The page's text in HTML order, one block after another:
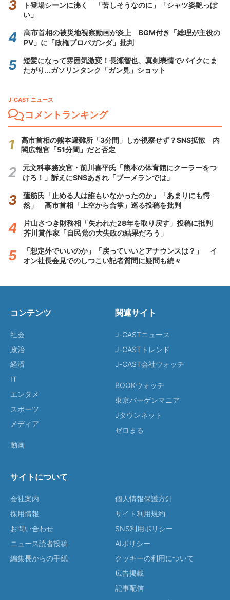
ト登場シーンに沸く 「苦しそうなのに」「シャツ姿艶っぽ
い」
高市首相の被災地視察動画が炎上 BGM付き「総理が主役の
PV」に「政権プロパガンダ」批判
短髪になって雰囲気激変！長瀬智也、真剣表情でバイクにま
たがり...ガソリンタンク「ガン見」ショット
J-CAST ニュース
コメントランキング
高市首相の熊本避難所「3分間」しか視察せず？SNS拡散 内
閣広報官「51分間」だと否定
元文科事務次官・前川喜平氏「熊本の体育館にクーラーをつ
けろ！」訴えにSNSあきれ「ブーメランでは」
蓮舫氏「止める人は誰もいなかったのか」「あまりにも愕
然」 高市首相「上空から合掌」巡る投稿を批判
片山さつき財務相「失われた28年を取り戻す」投稿に批判
芥川賞作家「自民党の大失政の結果だろう」
「想定外でいいのか」「戻っていいとアナウンスは？」 イ
オン社長会見でのしつこい記者質問に疑問も続々
コンテンツ
社会
政治
経済
IT
エンタメ
スポーツ
メディア
動画
関連サイト
J-CASTニュース
J-CASTトレンド
J-CAST会社ウォッチ
BOOKウォッチ
東京バーゲンマニア
Jタウンネット
ゼロまる
サイトについて
会社案内
採用情報
お問い合わせ
ニュース読者投稿
編集長からの手紙
個人情報保護方針
サイト利用規約
SNS利用ポリシー
AIポリシー
クッキーの利用について
広告掲載
記事配信